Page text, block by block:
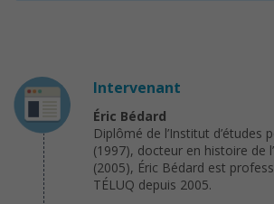
Intervenant
Éric Bédard
Diplômé de l’Institut d’études
(1997), docteur en histoire de
(2005), Éric Bédard est
TÉLUQ depuis 2005.